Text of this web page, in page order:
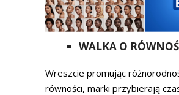
WALKA O
Wreszcie promując
równości, marki przybierają